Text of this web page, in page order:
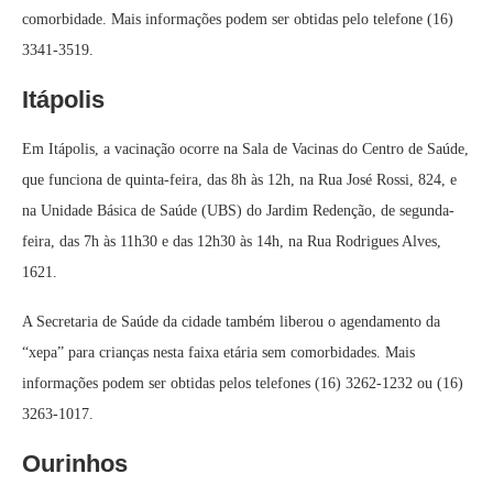
comorbidade. Mais informações podem ser obtidas pelo telefone (16)
3341-3519.
Itápolis
Em Itápolis, a vacinação ocorre na Sala de Vacinas do Centro de Saúde,
que funciona de quinta-feira, das 8h às 12h, na Rua José Rossi, 824, e
na Unidade Básica de Saúde (UBS) do Jardim Redenção, de segunda-
feira, das 7h às 11h30 e das 12h30 às 14h, na Rua Rodrigues Alves,
1621.
A Secretaria de Saúde da cidade também liberou o agendamento da
“xepa” para crianças nesta faixa etária sem comorbidades. Mais
informações podem ser obtidas pelos telefones (16) 3262-1232 ou (16)
3263-1017.
Ourinhos